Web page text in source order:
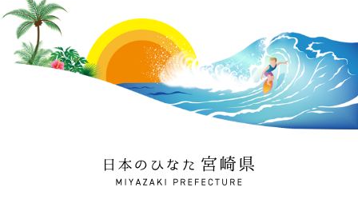
日本のひなた 宮崎県
MIYAZAKI PREFECTURE